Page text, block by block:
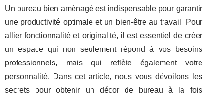
Un bureau bien aménagé est indispensable pour garantir
une productivité optimale et un bien-être au travail. Pour
allier fonctionnalité et originalité, il est essentiel de créer
un espace qui non seulement répond à vos besoins
professionnels, mais qui reflète également votre
personnalité. Dans cet article, nous vous dévoilons les
secrets pour obtenir un décor de bureau à la fois